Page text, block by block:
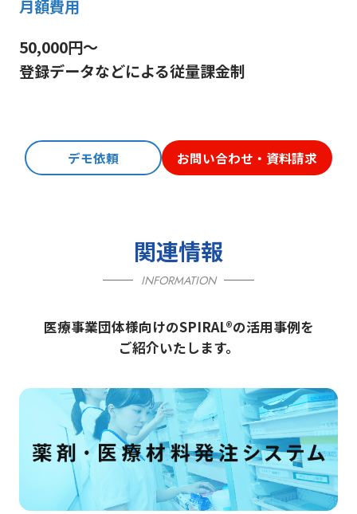
月額費用
50,000円～
登録データなどによる従量課金制
デモ依頼 お問い合わせ・資料請求
関連情報
INFORMATION
医療事業団体様向けのSPIRAL®の活用事例を
ご紹介いたします。